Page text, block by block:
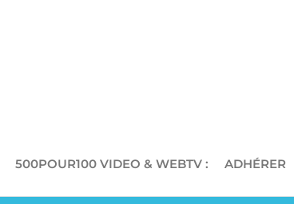
500POUR100 VIDEO & WEBTV : ADHÉRER